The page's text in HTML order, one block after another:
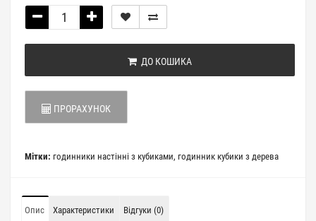
ДО КОШИКА
ПРОРАХУНОК
Мітки: годинники настінні з кубиками, годинник кубики з дерева
Опис Характеристики Відгуки (0)